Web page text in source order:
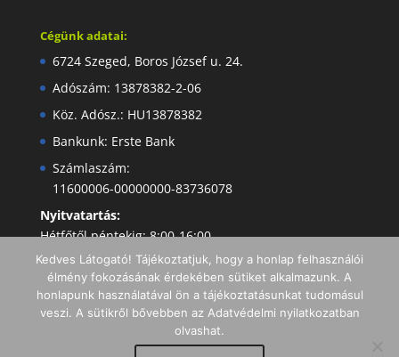
Cégünk adatai:
6724 Szeged, Boros József u. 24.
Adószám: 13878382-2-06
Köz. Adósz.: HU13878382
Bankunk: Erste Bank
Számlaszám:
11600006-00000000-83736078
Nyitvatartás:
Hétfőtől péntekig: 8:00-16:00
Kedves Látogató! Tájékoztatjuk, hogy a honlap felhasználói
élmény fokozásának érdekében sütiket alkalmazunk. A
honlapunk használatával ön a tájékoztatásunkat tudomásul
veszi. A sütikről bővebben az Adatvédelmi nyilatkozatban
olvashat.